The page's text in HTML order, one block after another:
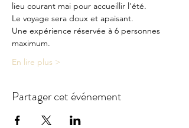
lieu courant mai pour accueillir l'été.
Le voyage sera doux et apaisant.
Une expérience réservée à 6 personnes
maximum.
En lire plus >
Partager cet événement